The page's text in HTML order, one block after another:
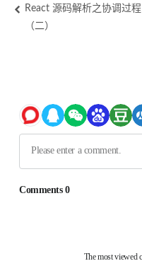
React 源码解析之协调过程
（二）